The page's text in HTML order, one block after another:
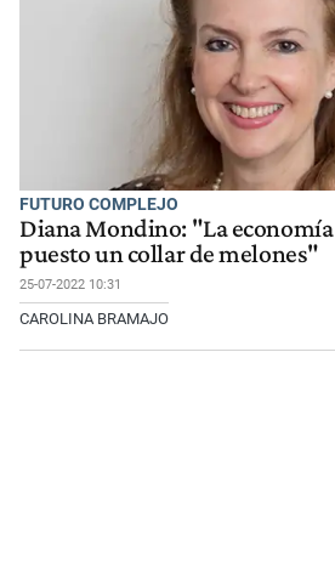
FUTURO COMPLEJO
Diana Mondino: "La
puesto un collar de melones"
25-07-2022 10:31
CAROLINA BRAMAJO